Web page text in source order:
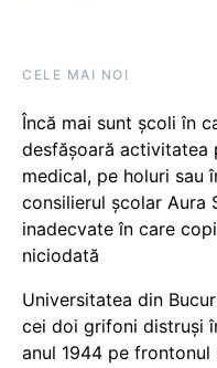
CELE MAI NOI
Încă mai sunt școli în
desfășoară activitatea
medical, pe holuri sau
consilierul școlar Aura
inadecvate în care
niciodată
Universitatea din
cei doi grifoni distruși
anul 1944 pe